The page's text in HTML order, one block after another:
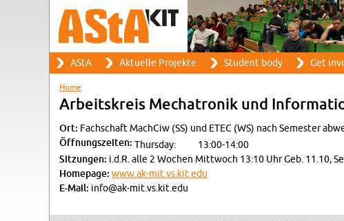
Search form
Search
Main menu
AStA Ak­tuelle Pro­jekte Stu­dent body Get
You are here
Home
Ar­beit­skreis Mecha­tronik und
Ort: Fach­schaft Mach­Ciw (SS) und ETEC (WS) nach Se­mes­ter
Öff­nungszeiten: Thurs­day:
13:00-14:00
Sitzun­gen: i.d.R. alle 2 Wochen Mittwoch 13:10 Uhr Geb. 11.10,
Home­page: www.​ak-​mit.​vs.​kit.​edu
E-Mail: info@​ak-​mit.​vs.​kit.​edu